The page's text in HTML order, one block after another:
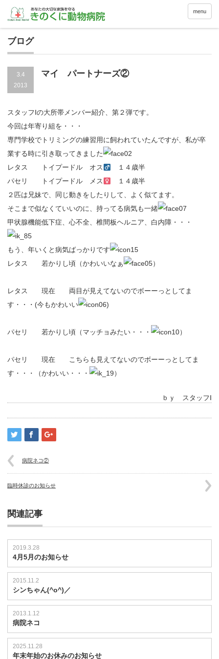
menu
ブログ
3.4
2013
マイ パートナーズ②
スタッフⅠの大所帯メンバー紹介、第２弾です。
今回は年寄り組を・・・
専門学校でトリミングの練習用に飼われていたんですが、私が卒
業する時に引き取ってきました
レタス トイプードル オス
１４歳半
パセリ トイプードル メス
１４歳半
２匹は兄妹で、同じ動きをしたりして、よく似てます。
そこまで似なくていいのに、持ってる病気も一緒
甲状腺機能低下症、心不全、椎間板ヘルニア、白内障・・・
もう、年いくと病気ばっかりです
レタス 若かりし頃（かわいいなぁ
）
レタス 現在 両目が見えてないのでボーーっとしてま
す・・・(今もかわいい
)
パセリ 若かりし頃（マッチョみたい・・・ ）
パセリ 現在 こちらも見えてないのでボーーっとしてま
す・・・（かわいい・・・
）
ｂｙ スタッフⅠ
病院ネコ②
臨時休診のお知らせ
関連記事
2019.3.28
4月5月のお知らせ
2015.11.2
シンちゃん(^o^)／
2013.1.12
病院ネコ
2025.11.28
年末年始のお休みのお知らせ